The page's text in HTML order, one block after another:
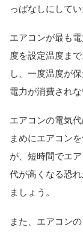
っぱなしにして
エアコンが最も
度を設定温度ま
し、一度温度が
電力が消費されな
エアコンの電気
まめにエアコン
が、短時間でエ
代が高くなる恐
ましょう。
また、エアコン